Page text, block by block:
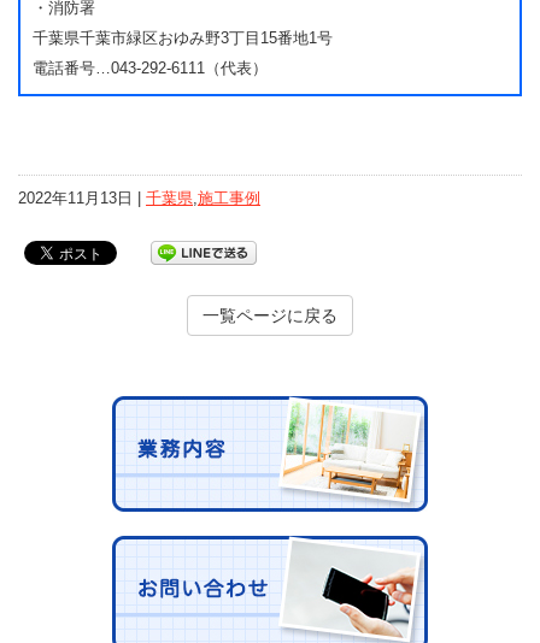
・消防署
千葉県千葉市緑区おゆみ野3丁目15番地1号
電話番号…043-292-6111（代表）
2022年11月13日 | 千葉県 施工事例
一覧ページに戻る